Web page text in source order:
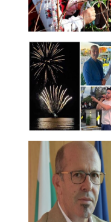
сигнализирайте